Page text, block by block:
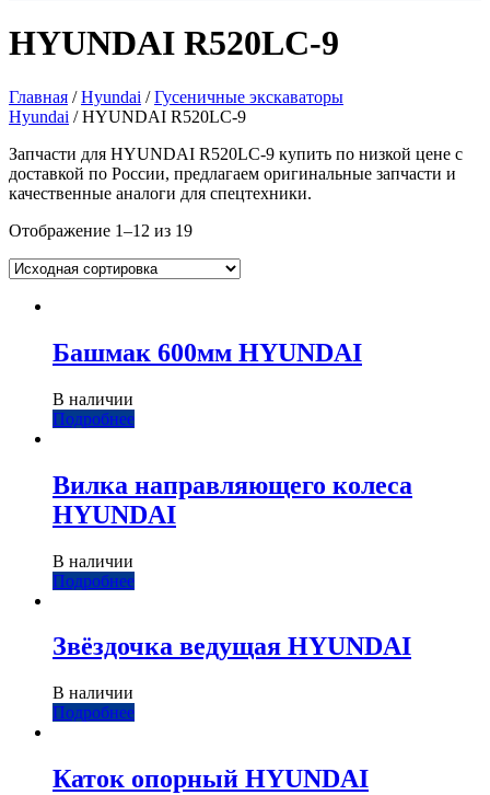
HYUNDAI R520LC-9
Главная /Hyundai /Гусеничные экскаваторы
Hyundai / HYUNDAI R520LC-9
Запчасти для HYUNDAI R520LC-9 купить по низкой цене с
доставкой по России, предлагаем оригинальные запчасти и
качественные аналоги для спецтехники.
Отображение 1–12 из 19
Башмак 600мм HYUNDAI
В наличии
Подробнее
Вилка направляющего колеса
HYUNDAI
В наличии
Подробнее
Звёздочка ведущая HYUNDAI
В наличии
Подробнее
Каток опорный HYUNDAI